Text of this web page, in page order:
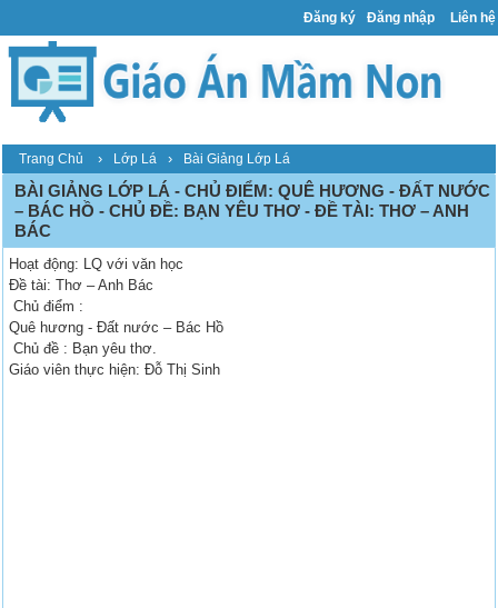
Đăng ký Đăng nhập Liên hệ
Trang Chủ › Lớp Lá › Bài Giảng Lớp Lá
BÀI GIẢNG LỚP LÁ - CHỦ ĐIỂM: QUÊ HƯƠNG - ĐẤT NƯỚC
– BÁC HỒ - CHỦ ĐỀ: BẠN YÊU THƠ - ĐỀ TÀI: THƠ – ANH
BÁC
Hoạt động: LQ với văn học
Đề tài: Thơ – Anh Bác
Chủ điểm :
Quê hương - Đất nước – Bác Hồ
Chủ đề : Bạn yêu thơ.
Giáo viên thực hiện: Đỗ Thị Sinh